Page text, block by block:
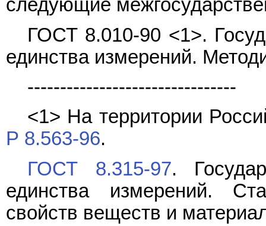
следующие
ГОСТ 8.010-90 <1>.
единства измерений.
--------------------------------
<1> На территории
Р 8.563-96.
ГОСТ 8.315-97.
единства измерений.
свойств веществ и